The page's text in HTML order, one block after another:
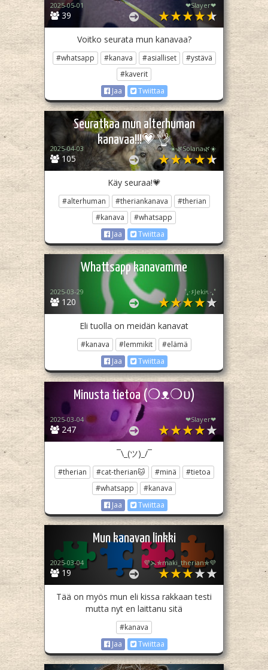
39
2025-05-01 ❤︎Slayer❤︎
Voitko seurata mun kanavaa?
#whatsapp #kanava #asialliset
#ystävä
#kaverit
Jaa
Twiittaa
Seuratkaa mun alterhuman
kanavaa!!!💗👌
105
2025-04-03 ☀️🌿Solana🌿☀️
Käy seuraa!💗
#alterhuman #theriankanava
#therian
#kanava
#whatsapp
Jaa
Twiittaa
Whattsapp kanavamme
120
2025-03-29 ˚₊‧۶Jekiৎ ‧₊˚
Eli tuolla on meidän kanavat
#kanava #lemmikit
#elämä
Jaa
Twiittaa
Minusta tietoa (❍ᴥ❍ʋ)
247
2025-03-04 ❤︎Slayer❤︎
¯\_(ツ)_/¯
#therian #cat-therian🐱 #minä
#tietoa
#whatsapp
#kanava
Jaa
Twiittaa
Mun kanavan linkki
19
2025-03-04 💜⋋✯maki_therian✯💜
Tää on myös mun eli kissa rakkaan testi
mutta nyt en laittanu sitä
#kanava
Jaa
Twiittaa